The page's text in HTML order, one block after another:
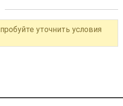
уточнить условия